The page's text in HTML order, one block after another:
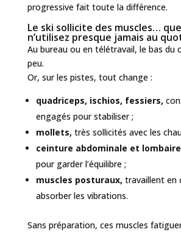
progressive fait toute la différence.
Le ski sollicite des muscles…
n’utilisez presque jamais au
Au bureau ou en télétravail, le bas du
peu.
Or, sur les pistes, tout change :
quadriceps, ischios, fessiers,
engagés pour stabiliser ;
mollets, très sollicités avec les
ceinture abdominale et
pour garder l’équilibre ;
muscles posturaux, travaillent en
absorber les vibrations.
Sans préparation, ces muscles